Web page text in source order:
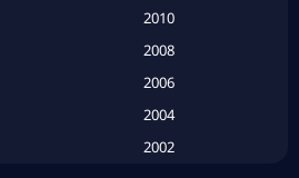
2010
2008
2006
2004
2002